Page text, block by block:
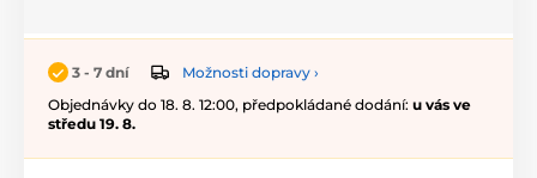
3 - 7 dní
Možnosti dopravy ›
Objednávky do 18. 8. 12:00, předpokládané dodání: u vás ve
středu 19. 8.